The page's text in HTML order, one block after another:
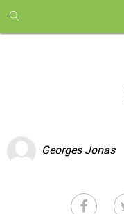
month
free
Georges Jonas